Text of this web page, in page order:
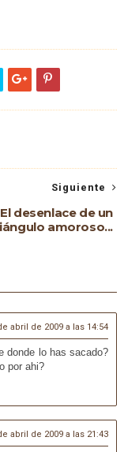
Siguiente
El desenlace de un
amoroso...
abril de 2009 a las 14:54
donde lo has sacado?
por ahi?
abril de 2009 a las 21:43